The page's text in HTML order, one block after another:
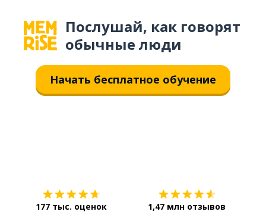
Послушай, как говорят
обычные люди
Начать бесплатное обучение
177 тыс. оценок 1,47 млн отзывов